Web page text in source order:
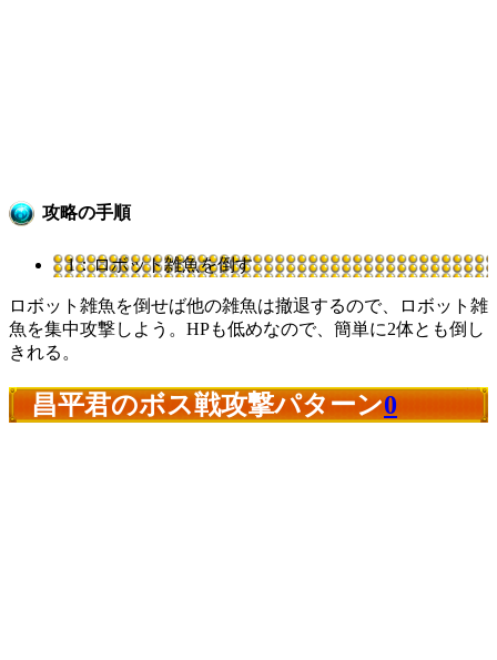
攻略の手順
1：ロボット雑魚を倒す
ロボット雑魚を倒せば他の雑魚は撤退するので、ロボット雑
魚を集中攻撃しよう。HPも低めなので、簡単に2体とも倒し
きれる。
昌平君のボス戦攻撃パターン0